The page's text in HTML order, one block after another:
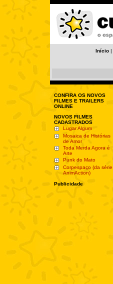
Início |
CONFIRA OS NOVOS
FILMES E TRAILERS
ONLINE
NOVOS FILMES
CADASTRADOS
Lugar Algum
Mosaica de Histórias
de Amor
Toda Merda Agora é
Arte
Punk do Mato
Corpespaço (da série
AnimAction)
Publicidade